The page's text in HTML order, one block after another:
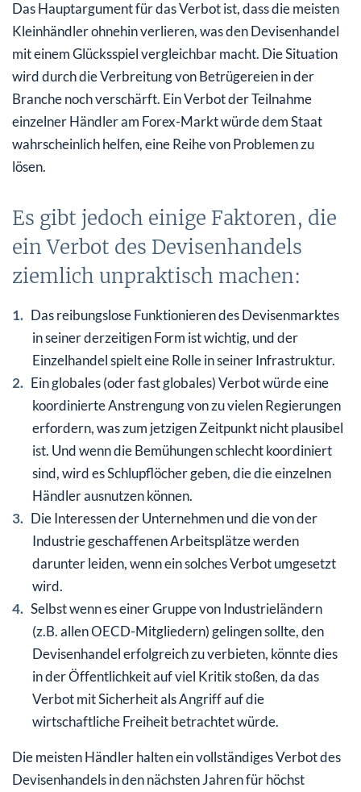
Das Hauptargument für das Verbot ist, dass die meisten
Kleinhändler ohnehin verlieren, was den Devisenhandel
mit einem Glücksspiel vergleichbar macht. Die Situation
wird durch die Verbreitung von Betrügereien in der
Branche noch verschärft. Ein Verbot der Teilnahme
einzelner Händler am Forex-Markt würde dem Staat
wahrscheinlich helfen, eine Reihe von Problemen zu
lösen.
Es gibt jedoch einige Faktoren, die
ein Verbot des Devisenhandels
ziemlich unpraktisch machen:
Das reibungslose Funktionieren des Devisenmarktes
in seiner derzeitigen Form ist wichtig, und der
Einzelhandel spielt eine Rolle in seiner Infrastruktur.
Ein globales (oder fast globales) Verbot würde eine
koordinierte Anstrengung von zu vielen Regierungen
erfordern, was zum jetzigen Zeitpunkt nicht plausibel
ist. Und wenn die Bemühungen schlecht koordiniert
sind, wird es Schlupflöcher geben, die die einzelnen
Händler ausnutzen können.
Die Interessen der Unternehmen und die von der
Industrie geschaffenen Arbeitsplätze werden
darunter leiden, wenn ein solches Verbot umgesetzt
wird.
Selbst wenn es einer Gruppe von Industrieländern
(z.B. allen OECD-Mitgliedern) gelingen sollte, den
Devisenhandel erfolgreich zu verbieten, könnte dies
in der Öffentlichkeit auf viel Kritik stoßen, da das
Verbot mit Sicherheit als Angriff auf die
wirtschaftliche Freiheit betrachtet würde.
Die meisten Händler halten ein vollständiges Verbot des
Devisenhandels in den nächsten Jahren für höchst